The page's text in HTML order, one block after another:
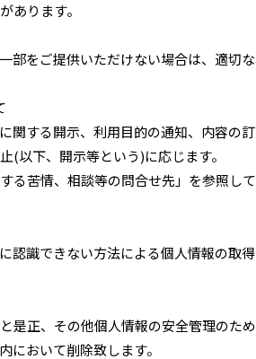
あります。
部をご提供いただけない場合は、適切な
関する開示、利用目的の通知、内容の訂
(以下、開示等という)に応じます。
る苦情、相談等の問合せ先」を参照して
認識できない方法による個人情報の取得
是正、その他個人情報の安全管理のため
において削除致します。